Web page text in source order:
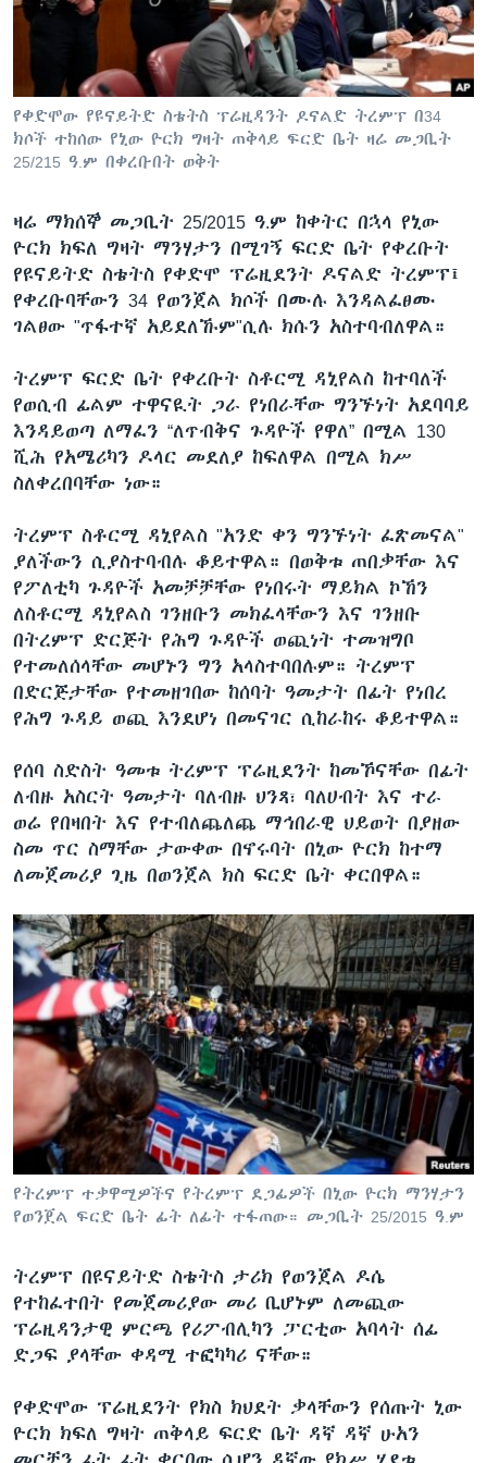
ቋንቋዎች
የቀድሞው የዩናይትድ ስቴትስ ፕሬዚዳንት ዶናልድ ትረምፕ በ34
ክሶች ተከሰው የኒው ዮርክ ግዛት ጠቅላይ ፍርድ ቤት ዛሬ መጋቢት
25/215 ዓ.ም በቀረቡበት ወቅት
ዛሬ ማክሰኞ መጋቢት 25/2015 ዓ.ም ከቀትር በኋላ የኒው
ዮርክ ክፍለ ግዛት ማንሃታን በሚገኝ ፍርድ ቤት የቀረቡት
የዩናይትድ ስቴትስ የቀድሞ ፕሬዚደንት ዶናልድ ትረምፕ፤
የቀረቡባቸውን 34 የወንጀል ክሶች በሙሉ እንዳልፈፀሙ
ገልፀው "ጥፋተኛ አይደለኹም"ሲሉ ክሱን አስተባብለዋል።
ትረምፕ ፍርድ ቤት የቀረቡት ስቶርሚ ዳኒየልስ ከተባለች
የወሲብ ፊልም ተዋናዪት ጋራ የነበራቸው ግንኙነት አደባባይ
እንዳይወጣ ለማፈን “ለጥብቅና ጉዳዮች የዋለ” በሚል 130
ሺሕ የአሜሪካን ዶላር መደለያ ከፍለዋል በሚል ክሥ
ስለቀረበባቸው ነው።
ትረምፕ ስቶርሚ ዳኒየልስ "አንድ ቀን ግንኙነት ፈጽመናል"
ያለችውን ሲያስተባብሉ ቆይተዋል። በወቅቱ ጠበቃቸው እና
የፖለቲካ ጉዳዮች አመቻቻቸው የነበሩት ማይክል ኮኸን
ለስቶርሚ ዳኒየልስ ገንዘቡን መክፈላቸውን እና ገንዘቡ
በትረምፕ ድርጅት የሕግ ጉዳዮች ወጪነት ተመዝግቦ
የተመለሰላቸው መሆኑን ግን አላስተባበሉም። ትረምፕ
በድርጅታቸው የተመዘገበው ከሰባት ዓመታት በፊት የነበረ
የሕግ ጉዳይ ወጪ እንደሆነ በመናገር ሲከራከሩ ቆይተዋል።
የሰባ ስድስት ዓመቱ ትረምፕ ፕሬዚደንት ከመኾናቸው በፊት
ለብዙ አስርት ዓመታት ባለብዙ ህንጻ፣ ባለሀብት እና ተራ
ወሬ የበዛበት እና የተብለጨለጨ ማኅበራዊ ህይወት በያዘው
ስመ ጥር ስማቸው ታውቀው በኖሩባት በኒው ዮርክ ከተማ
ለመጀመሪያ ጊዜ በወንጀል ክስ ፍርድ ቤት ቀርበዋል።
የትረምፕ ተቃዋሚዎችና የትረምፕ ደጋፊዎች በኒው ዮርክ ማንሃታን
የወንጀል ፍርድ ቤት ፊት ለፊት ተፋጠው። መጋቢት 25/2015 ዓ.ም
ትረምፕ በዩናይትድ ስቴትስ ታሪክ የወንጀል ዶሴ
የተከፈተበት የመጀመሪያው መሪ ቢሆኑም ለመጪው
ፕሬዚዳንታዊ ምርጫ የሪፖብሊካን ፓርቲው አባላት ሰፊ
ድጋፍ ያላቸው ቀዳሚ ተፎካካሪ ናቸው።
የቀድሞው ፕሬዚደንት የክስ ክህደት ቃላቸውን የሰጡት ኒው
ዮርክ ክፍለ ግዛት ጠቅላይ ፍርድ ቤት ዳኛ ዳኛ ሁአን